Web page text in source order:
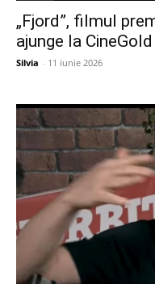
„Fjord”, filmul
ajunge la CineGold
Silvia - 11 iunie 2026